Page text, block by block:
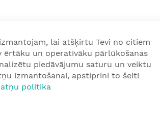
lai atšķirtu Tevi no citiem
un operatīvāku pārlūkošanas
piedāvājumu saturu un veiktu
izmantošanai, apstiprini to šeit!
politika